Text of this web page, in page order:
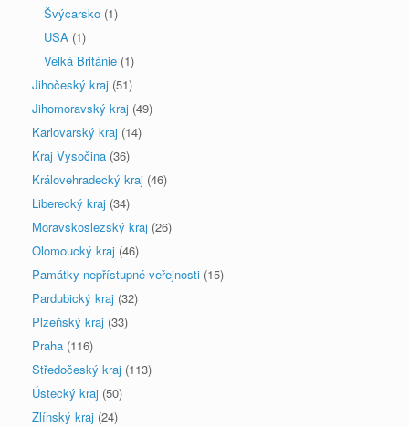
Švýcarsko (1)
USA (1)
Velká Británie (1)
Jihočeský kraj (51)
Jihomoravský kraj (49)
Karlovarský kraj (14)
Kraj Vysočina (36)
Královehradecký kraj (46)
Liberecký kraj (34)
Moravskoslezský kraj (26)
Olomoucký kraj (46)
Památky nepřístupné veřejnosti (15)
Pardubický kraj (32)
Plzeňský kraj (33)
Praha (116)
Středočeský kraj (113)
Ústecký kraj (50)
Zlínský kraj (24)